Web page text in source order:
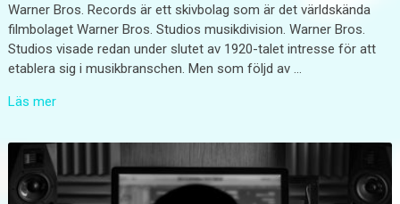
Warner Bros. Records är ett skivbolag som är det världskända
filmbolaget Warner Bros. Studios musikdivision. Warner Bros.
Studios visade redan under slutet av 1920-talet intresse för att
etablera sig i musikbranschen. Men som följd av …
Läs mer